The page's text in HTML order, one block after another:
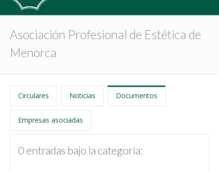
Asociación Profesional de Estética de
Menorca
Circulares Noticias Documentos
Empresas asociadas
0 entradas bajo la categoría: